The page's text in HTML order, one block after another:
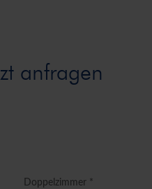
anfragen
Doppelzimmer *